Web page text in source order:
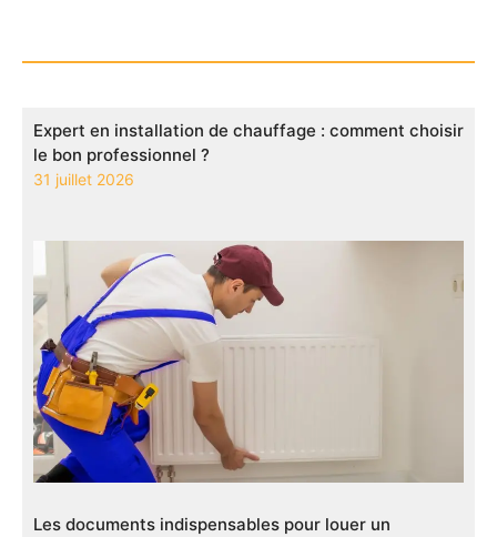
Expert en installation de chauffage : comment choisir
le bon professionnel ?
31 juillet 2026
Les documents indispensables pour louer un